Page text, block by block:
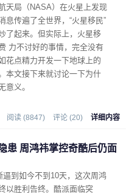
天局（NASA）在火星上发现
息传遍了全世界，“火星移民”
了起来。但实际上，火星移
力不讨好的事情，完全没有
花点精力开发一下地球上的
本文接下来就讨论一下为什
意义。
阅读 (8847) 评论 (20) 详细内容
患 周鸿祎掌控奇酷后仍面
逼到如今不到10天，这次周鸿
以胜利告终。酷派面临突